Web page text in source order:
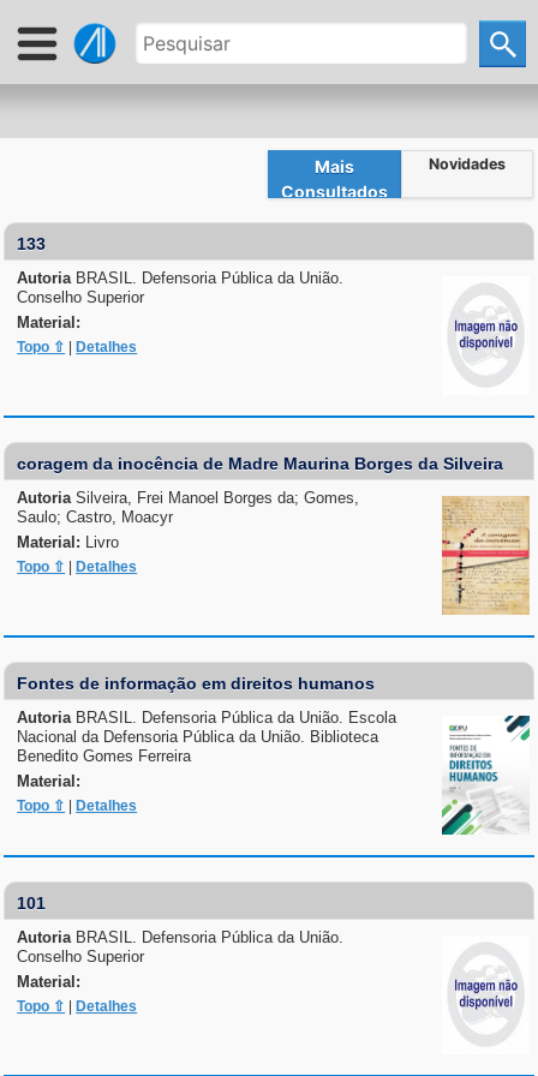
Mais
Consultados
Novidades
133
Autoria BRASIL. Defensoria Pública da União.
Conselho Superior
Material:
Topo ⇧ Detalhes
coragem da inocência de Madre Maurina Borges da Silveira
AutoriaSilveira, Frei Manoel Borges da; Gomes,
Saulo; Castro, Moacyr
Material:
Livro
Topo ⇧ Detalhes
Fontes de informação em direitos humanos
Autoria BRASIL. Defensoria Pública da União. Escola
Nacional da Defensoria Pública da União. Biblioteca
Benedito Gomes Ferreira
Material:
Topo ⇧ Detalhes
101
Autoria BRASIL. Defensoria Pública da União.
Conselho Superior
Material:
Topo ⇧ Detalhes